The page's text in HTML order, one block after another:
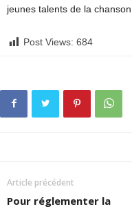
jeunes talents de la
Post Views: 684
Article précédent
Pour réglementer la